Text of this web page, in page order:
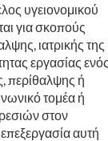
υγειονομικού
για σκοπούς
ιατρικής της
εργασίας
περίθαλψης ή
τομέα ή
στον
αυτή